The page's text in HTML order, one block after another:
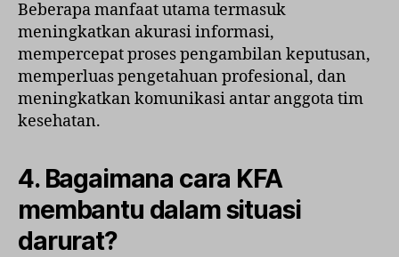
Beberapa manfaat utama termasuk
meningkatkan akurasi informasi,
mempercepat proses pengambilan keputusan,
memperluas pengetahuan profesional, dan
meningkatkan komunikasi antar anggota tim
kesehatan.
4. Bagaimana cara KFA
membantu dalam situasi
darurat?